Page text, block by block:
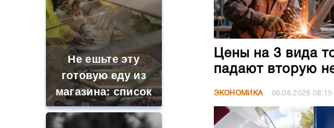
Не ешьте эту
готовую еду из
магазина: список
Цены на 3 вида
падают вторую
ЭКОНОМИКА 06.08.2026 08:15